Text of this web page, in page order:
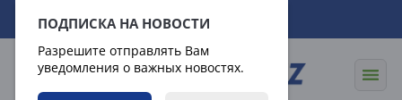
ПОДПИСКА НА НОВОСТИ
Разрешите отправлять Вам
уведомления о важных новостях.
07.08.2026 06:19:14